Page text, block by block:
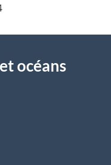
océans